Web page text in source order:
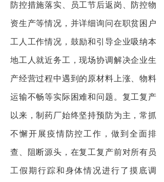
防控措施落实、员工节后返岗、防控物
资生产等情况，并详细询问在职贫困户
工人工作情况，鼓励和引导企业吸纳本
地工人就近务工，现场协调解决企业生
产经营过程中遇到的原材料上涨、物料
运输不畅等实际困难和问题。复工复产
以来，制药厂始终坚持预防为主，常抓
不懈开展疫情防控工作，做到全面排
查、阻断源头，在复工复产前对所有员
工假期行踪和身体情况进行了摸底调